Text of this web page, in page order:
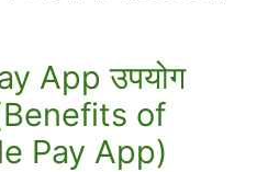
App उपयोग
of
Pay App)